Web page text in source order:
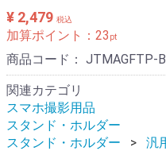
¥ 2,479 税込
加算ポイント： 23 pt
商品コード： JTMAGFTP-
関連カテゴリ
スマホ撮影用品
スタンド・ホルダー
スタンド・ホルダー
汎